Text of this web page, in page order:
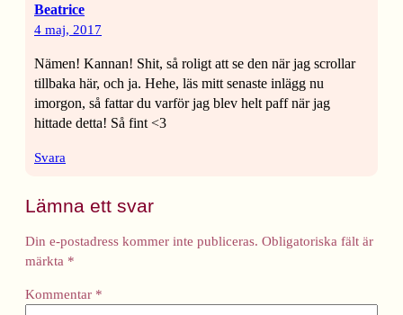
Beatrice
4 maj, 2017
Nämen! Kannan! Shit, så roligt att se den när jag scrollar
tillbaka här, och ja. Hehe, läs mitt senaste inlägg nu
imorgon, så fattar du varför jag blev helt paff när jag
hittade detta! Så fint <3
Svara
Lämna ett svar
Din e-postadress kommer inte publiceras. Obligatoriska fält är
märkta *
Kommentar *